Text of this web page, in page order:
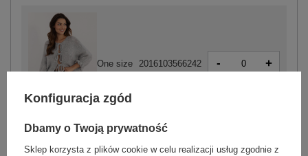
One size 2016103566242 - +
Konfiguracja zgód
Dbamy o Twoją prywatność
Sklep korzysta z plików cookie w celu realizacji usług zgodnie z